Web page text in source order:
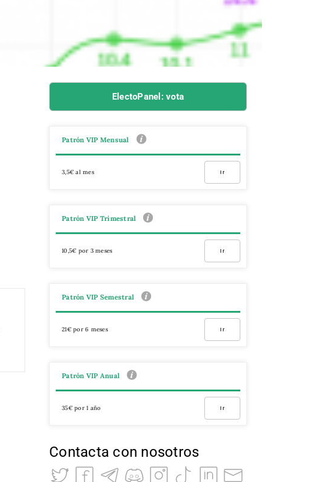
ElectoPanel: vota
Patrón VIP Mensual
3,5€ al mes Ir
Patrón VIP Trimestral
10,5€ por 3 meses Ir
Patrón VIP Semestral
21€ por 6 meses Ir
Patrón VIP Anual
35€ por 1 año Ir
Contacta con nosotros